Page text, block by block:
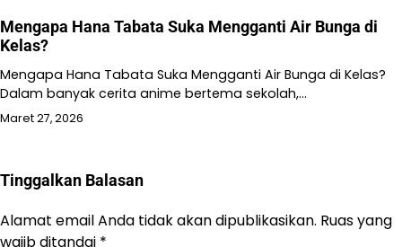
Mengapa Hana Tabata Suka Mengganti Air Bunga di
Kelas?
Mengapa Hana Tabata Suka Mengganti Air Bunga di Kelas?
Dalam banyak cerita anime bertema sekolah,…
Maret 27, 2026
Tinggalkan Balasan
Alamat email Anda tidak akan dipublikasikan. Ruas yang
wajib ditandai *